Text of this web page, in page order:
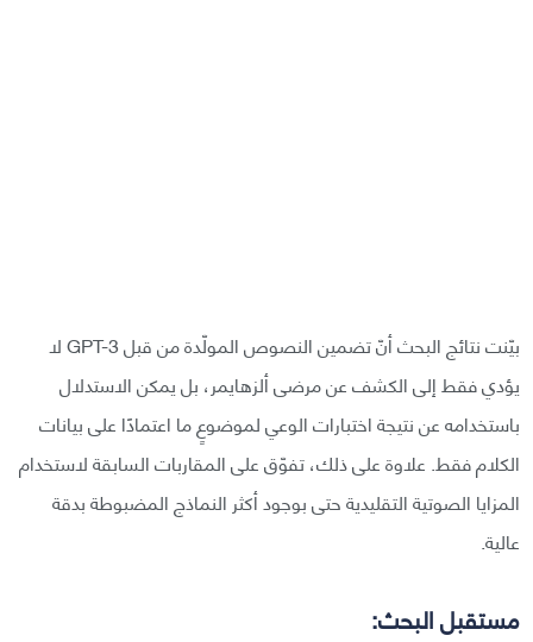
بيّنت نتائج البحث أنّ تضمين النصوص المولّدة من قبل GPT-3 لا
يؤدي فقط إلى الكشف عن مرضى ألزهايمر، بل يمكن الاستدلال
باستخدامه عن نتيجة اختبارات الوعي لموضوعٍ ما اعتمادًا على بيانات
الكلام فقط. علاوة على ذلك، تفوّق على المقاربات السابقة لاستخدام
المزايا الصوتية التقليدية حتى بوجود أكثر النماذج المضبوطة بدقة
عالية.
مستقبل البحث: